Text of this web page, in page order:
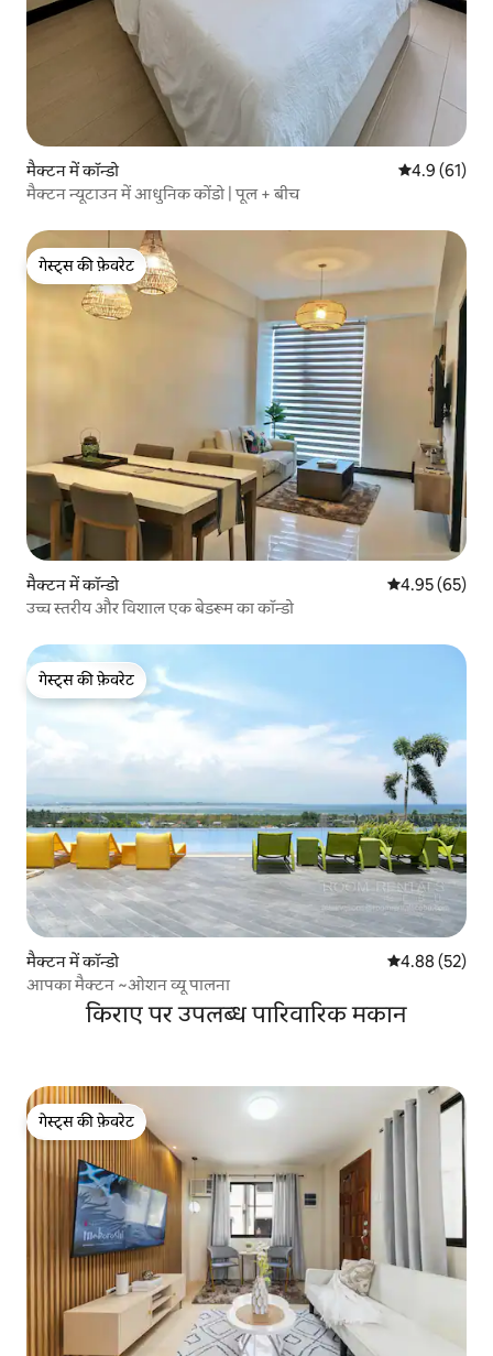
मैक्टन में कॉन्डो औसत रेटिंग 5
4.9 (61)
मैक्टन न्यूटाउन में आधुनिक कोंडो | पूल + बीच
गेस्ट्स की फ़ेवरेट
गेस्ट्स की फ़ेवरेट
मैक्टन में कॉन्डो औसत रेटिंग 5 में
4.95 (65)
उच्च स्तरीय और विशाल एक बेडरूम का कॉन्डो
गेस्ट्स की फ़ेवरेट
गेस्ट्स की फ़ेवरेट
मैक्टन में कॉन्डो औसत रेटिंग 5 में
4.88 (52)
आपका मैक्टन ~ओशन व्यू पालना
किराए पर उपलब्ध पारिवारिक मकान
गेस्ट्स की फ़ेवरेट
गेस्ट्स की फ़ेवरेट